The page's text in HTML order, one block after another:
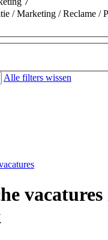
/ Marketing / Reclame /
Alle filters wissen